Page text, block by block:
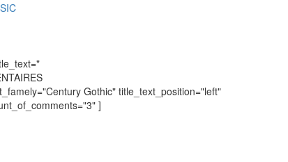
Gothic" title_text_position="left"
]